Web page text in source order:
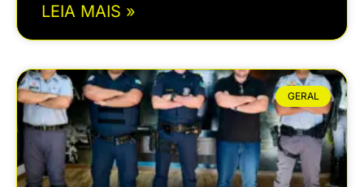
LEIA MAIS »
GERAL